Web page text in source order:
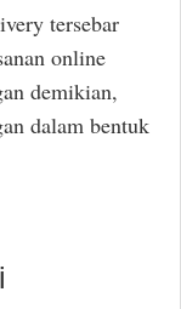
tersebar
online
demikian,
dalam bentuk